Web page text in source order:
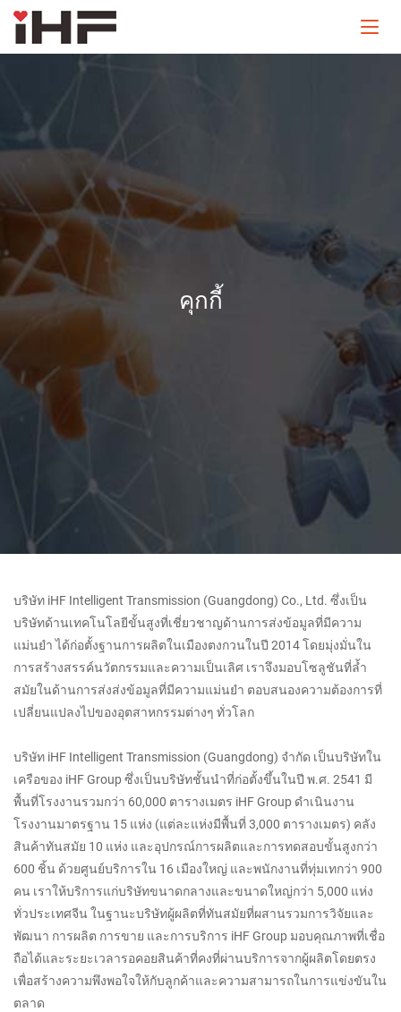
คุกกี้
บริษัท iHF Intelligent Transmission (Guangdong) Co., Ltd. ซึ่งเป็น
บริษัทด้านเทคโนโลยีขั้นสูงที่เชี่ยวชาญด้านการส่งข้อมูลที่มีความ
แม่นยำ ได้ก่อตั้งฐานการผลิตในเมืองตงกวนในปี 2014 โดยมุ่งมั่นใน
การสร้างสรรค์นวัตกรรมและความเป็นเลิศ เราจึงมอบโซลูชันที่ล้ำ
สมัยในด้านการส่งส่งข้อมูลที่มีความแม่นยำ ตอบสนองความต้องการที่
เปลี่ยนแปลงไปของอุตสาหกรรมต่างๆ ทั่วโลก
บริษัท iHF Intelligent Transmission (Guangdong) จำกัด เป็นบริษัทใน
เครือของ iHF Group ซึ่งเป็นบริษัทชั้นนำที่ก่อตั้งขึ้นในปี พ.ศ. 2541 มี
พื้นที่โรงงานรวมกว่า 60,000 ตารางเมตร iHF Group ดำเนินงาน
โรงงานมาตรฐาน 15 แห่ง (แต่ละแห่งมีพื้นที่ 3,000 ตารางเมตร) คลัง
สินค้าทันสมัย ​​10 แห่ง และอุปกรณ์การผลิตและการทดสอบขั้นสูงกว่า
600 ชิ้น ด้วยศูนย์บริการใน 16 เมืองใหญ่ และพนักงานที่ทุ่มเทกว่า 900
คน เราให้บริการแก่บริษัทขนาดกลางและขนาดใหญ่กว่า 5,000 แห่ง
ทั่วประเทศจีน ในฐานะบริษัทผู้ผลิตที่ทันสมัยที่ผสานรวมการวิจัยและ
พัฒนา การผลิต การขาย และการบริการ iHF Group มอบคุณภาพที่เชื่อ
ถือได้และระยะเวลารอคอยสินค้าที่คงที่ผ่านบริการจากผู้ผลิตโดยตรง
เพื่อสร้างความพึงพอใจให้กับลูกค้าและความสามารถในการแข่งขันใน
ตลาด